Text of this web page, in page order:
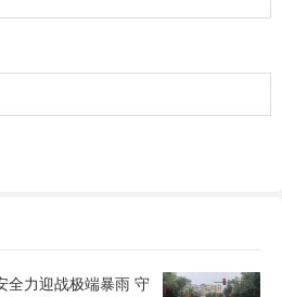
全力迎战极端暴雨 守